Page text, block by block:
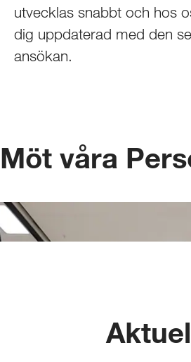
utvecklas snabbt och hos
dig uppdaterad med den
ansökan.
Möt våra